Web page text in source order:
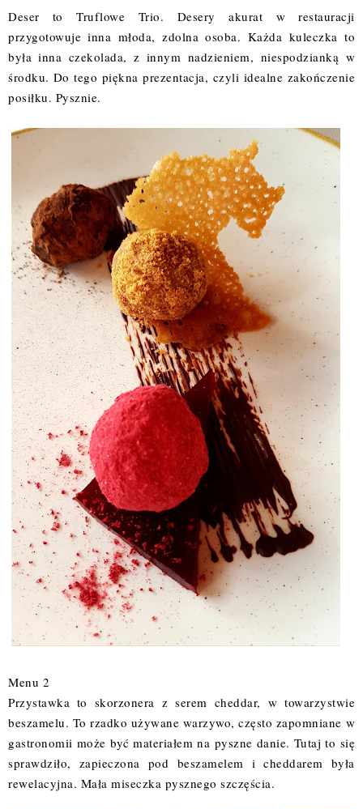
Deser to Truflowe Trio. Desery akurat w restauracji
przygotowuje inna młoda, zdolna osoba. Każda kuleczka to
była inna czekolada, z innym nadzieniem, niespodzianką w
środku. Do tego piękna prezentacja, czyli idealne zakończenie
posiłku. Pysznie.
Menu 2
Przystawka to skorzonera z serem cheddar, w towarzystwie
beszamelu. To rzadko używane warzywo, często zapomniane w
gastronomii może być materiałem na pyszne danie. Tutaj to się
sprawdziło, zapieczona pod beszamelem i cheddarem była
rewelacyjna. Mała miseczka pysznego szczęścia.